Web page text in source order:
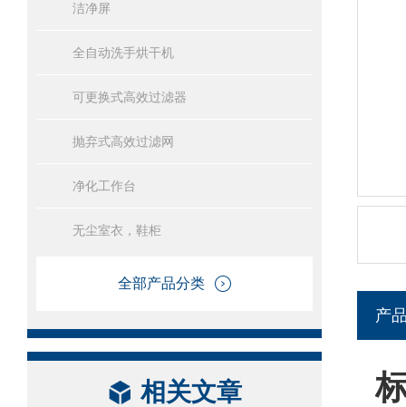
洁净屏
全自动洗手烘干机
可更换式高效过滤器
抛弃式高效过滤网
净化工作台
无尘室衣，鞋柜
全部产品分类
相关文章
产